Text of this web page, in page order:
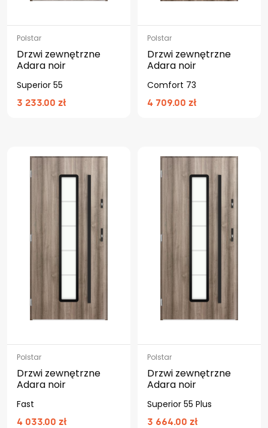
Polstar
Drzwi zewnętrzne
Adara noir
Superior 55
3 233.00 zł
Polstar
Drzwi zewnętrzne
Adara noir
Comfort 73
4 709.00 zł
Polstar
Drzwi zewnętrzne
Adara noir
Fast
4 033.00 zł
Polstar
Drzwi zewnętrzne
Adara noir
Superior 55 Plus
3 664.00 zł